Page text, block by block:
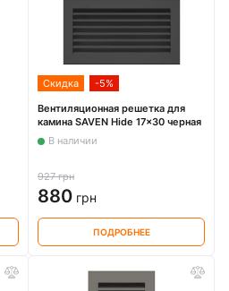
Скидка -5%
Вентиляционная решетка для
камина SAVEN Hide 17x30 черная
В наличии
927 грн
880 грн
ПОДРОБНЕЕ